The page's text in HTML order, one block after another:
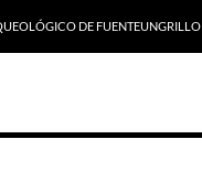
DE FUENTEUNGRILLO